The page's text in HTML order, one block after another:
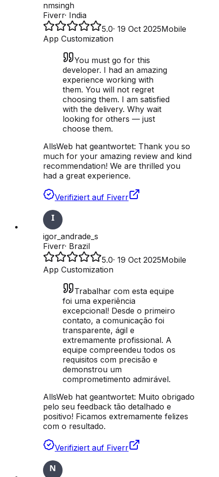
nmsingh
Fiverr· India
5.0· 19 Oct 2025Mobile
App Customization
You must go for this
developer. I had an amazing
experience working with
them. You will not regret
choosing them. I am satisfied
with the delivery. Why wait
looking for others — just
choose them.
AllsWeb hat geantwortet: Thank you so
much for your amazing review and kind
recommendation! We are thrilled you
had a great experience.
Verifiziert auf Fiverr
igor_andrade_s
Fiverr· Brazil
5.0· 19 Oct 2025Mobile
App Customization
Trabalhar com esta equipe
foi uma experiência
excepcional! Desde o primeiro
contato, a comunicação foi
transparente, ágil e
extremamente profissional. A
equipe compreendeu todos os
requisitos com precisão e
demonstrou um
comprometimento admirável.
AllsWeb hat geantwortet: Muito obrigado
pelo seu feedback tão detalhado e
positivo! Ficamos extremamente felizes
com o resultado.
Verifiziert auf Fiverr